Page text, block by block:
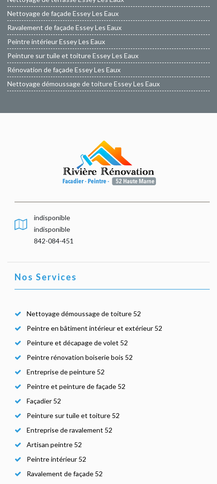
Nettoyage de façade Essey Les Eaux
Ravalement de façade Essey Les Eaux
Peintre intérieur Essey Les Eaux
Peinture sur tuile et toiture Essey Les Eaux
Rénovation de façade Essey Les Eaux
Nettoyage démoussage de toiture Essey Les Eaux
indisponible
indisponible
842-084-451
Nos Services
Nettoyage démoussage de toiture 52
Peintre en bâtiment intérieur et extérieur 52
Peinture et décapage de volet 52
Peintre rénovation boiserie bois 52
Entreprise de peinture 52
Peintre et peinture de façade 52
Façadier 52
Peinture sur tuile et toiture 52
Entreprise de ravalement 52
Artisan peintre 52
Peintre intérieur 52
Ravalement de façade 52